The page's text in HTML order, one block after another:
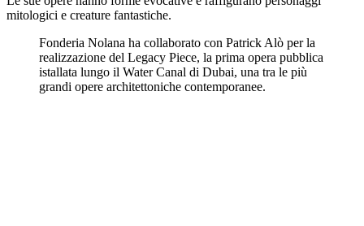
mitologici e creature fantastiche.
Fonderia Nolana ha collaborato con Patrick Alò per la
realizzazione del Legacy Piece, la prima opera pubblica
istallata lungo il Water Canal di Dubai, una tra le più
grandi opere architettoniche contemporanee.